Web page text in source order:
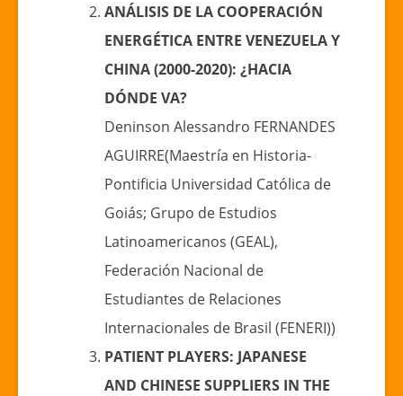
ANÁLISIS DE LA COOPERACIÓN
ENERGÉTICA ENTRE VENEZUELA Y
CHINA (2000-2020): ¿HACIA
DÓNDE VA?
Deninson Alessandro FERNANDES
AGUIRRE(Maestría en Historia-
Pontificia Universidad Católica de
Goiás; Grupo de Estudios
Latinoamericanos (GEAL),
Federación Nacional de
Estudiantes de Relaciones
Internacionales de Brasil (FENERI))
PATIENT PLAYERS: JAPANESE
AND CHINESE SUPPLIERS IN THE